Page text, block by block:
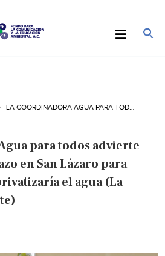
para todos advierte
en San Lázaro para
el agua (La